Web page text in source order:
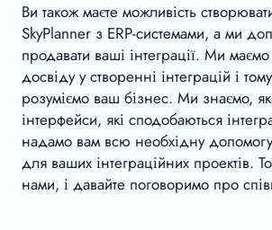
Ви також маєте можливість
SkyPlanner з ERP-системами, а ми
продавати ваші інтеграції. Ми
досвіду у створенні інтеграцій і
розуміємо ваш бізнес. Ми знаємо,
інтерфейси, які сподобаються
надамо вам всю необхідну допомогу
для ваших інтеграційних проектів.
нами, і давайте поговоримо про